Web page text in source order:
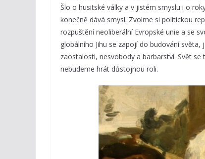
Šlo o husitské války a v jistém smyslu i o
konečně dává smysl. Zvolme si politickou
rozpuštění neoliberální Evropské unie a se
globálního Jihu se zapojí do budování
zaostalosti, nesvobody a barbarství. Svět
nebudeme hrát důstojnou roli.